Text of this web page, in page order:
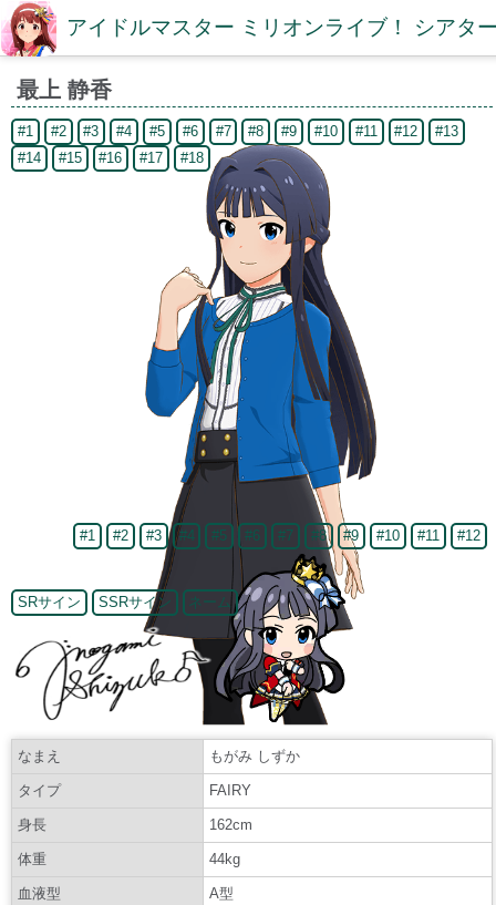
アイドルマスター ミリオンライブ！ シアタ
最上 静香
#1 #2 #3 #4 #5 #6 #7 #8 #9 #10 #11 #12
#13
#14
#15 #16 #17 #18
#1 #2 #3 #4 #5 #6 #7 #8 #9 #10 #11 #12
SRサイン SSRサイン ネーム
なまえ もがみ しずか
タイプ FAIRY
身長 162cm
体重 44kg
血液型 A型